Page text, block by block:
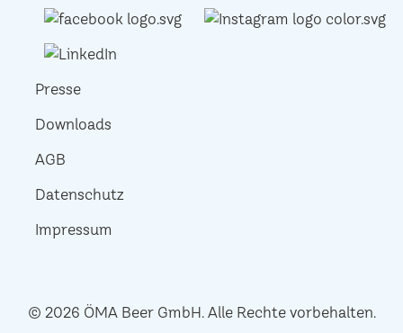
Presse
Downloads
AGB
Datenschutz
Impressum
© 2026 ÖMA Beer GmbH. Alle Rechte vorbehalten.